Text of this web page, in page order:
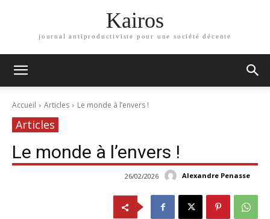
Kairos
journal antiproductiviste pour une société décente
Accueil Articles Le monde à l’envers !
Articles
Le monde à l’envers !
Alexandre Penasse
26/02/2026